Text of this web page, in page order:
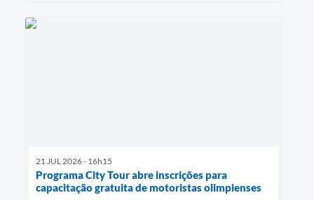
21 JUL 2026 - 16h15
Programa City Tour abre inscrições para
capacitação gratuita de motoristas olimpienses